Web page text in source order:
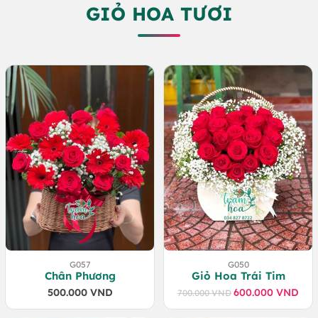
GIỎ HOA TƯƠI
G057
Chân Phương
500.000 VND
G050
Giỏ Hoa Trái Tim
700.000VND Giá
gốc
600.000VND
Giá
hiện